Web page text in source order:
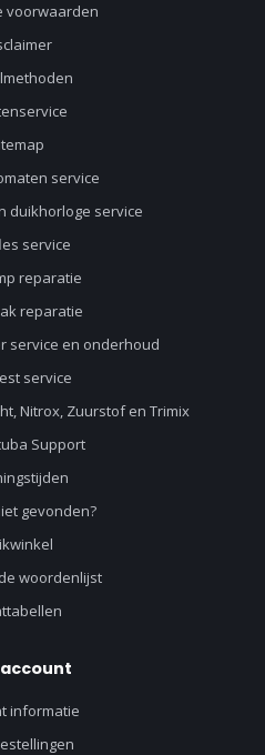
voorwaarden
service
duikhorloge service
service
reparatie
reparatie
service en onderhoud
service
Nitrox, Zuurstof en Trimix
Support
gevonden?
woordenlijst
informatie